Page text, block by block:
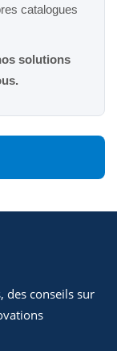
catalogues
solutions
des conseils sur